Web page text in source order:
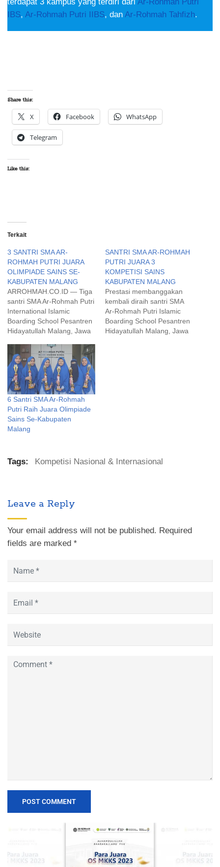
IBS, Ar-Rohmah Putri IIBS, dan Ar-Rohmah Tahfizh.
Share this:
X Facebook WhatsApp
Telegram
Like this:
Terkait
3 SANTRI SMA AR-
ROHMAH PUTRI JUARA
OLIMPIADE SAINS SE-
KABUPATEN MALANG
ARROHMAH.CO.ID — Tiga
santri SMA Ar-Rohmah Putri
International Islamic
Boarding School Pesantren
Hidayatullah Malang, Jawa
prestasi di tingkat
kabupaten. Kali ini pada
ajang Olimpiade Sains 2022
yang diselenggarakan oleh
MKKS SMA Swasta se-
Kabupaten Malang, Kamis
(24/3). Mereka itu adalah
Alifia Swietenia yang meraih
juara I bidang geografi,…
SANTRI SMA AR-ROHMAH
PUTRI JUARA 3
KOMPETISI SAINS
KABUPATEN MALANG
Prestasi membanggakan
kembali diraih santri SMA
Ar-Rohmah Putri Islamic
Boarding School Pesantren
Hidayatullah Malang, Jawa
6 Santri SMA Ar-Rohmah
Putri Raih Juara Olimpiade
Sains Se-Kabupaten
Malang
Tags: Kompetisi Nasional & Internasional
Leave a Reply
Your email address will not be published. Required
fields are marked *